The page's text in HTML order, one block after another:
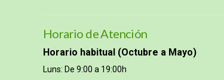
Horario de Atención
Horario habitual (Octubre a Mayo)
Luns: De 9:00 a 19:00h